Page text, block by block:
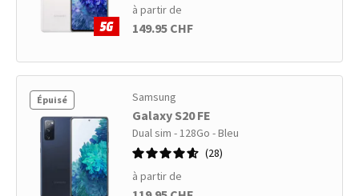
à partir de
149.95 CHF
Épuisé Samsung
Galaxy S20 FE
Dual sim - 128Go - Bleu
28
à partir de